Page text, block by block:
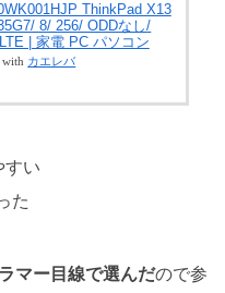
ThinkPad X13
8/ 256/ ODDなし/
| 家電 PC パソコン
with カエレバ
すい
た
マー目線で選んだので参